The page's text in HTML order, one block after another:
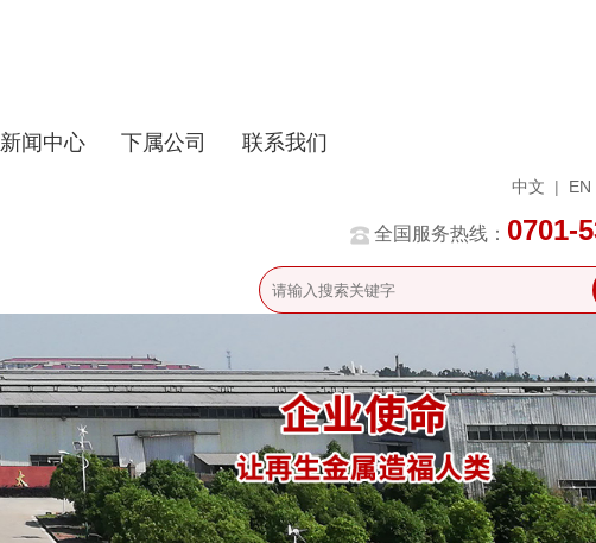
新闻中心 下属公司 联系我们
中文 | EN
全国服务热线： 0701-